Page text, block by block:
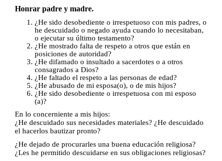
Honrar padre y madre.
¿He sido desobediente o irrespetuoso con mis padres, o
he descuidado o negado ayuda cuando lo necesitaban,
o ejecutar su último testamento?
¿He mostrado falta de respeto a otros que están en
posiciones de autoridad?
¿He difamado o insultado a sacerdotes o a otros
consagrados a Dios?
¿He faltado el respeto a las personas de edad?
¿He abusado de mi esposa(o), o de mis hijos?
¿He sido desobediente o irrespetuosa con mi esposo
(a)?
En lo concerniente a mis hijos:
¿He descuidado sus necesidades materiales? ¿He descuidado
el hacerlos bautizar pronto?
¿He dejado de procurarles una buena educación religiosa?
¿Les he permitido descuidarse en sus obligaciones religiosas?